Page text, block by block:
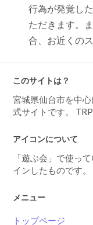
行為が発覚し
ただきます。
合、お近くの
このサイトは？
宮城県仙台市を中
式サイトです。
アイコンについて
「遊ぶ会」で使っ
インしたものです。
メニュー
トップページ